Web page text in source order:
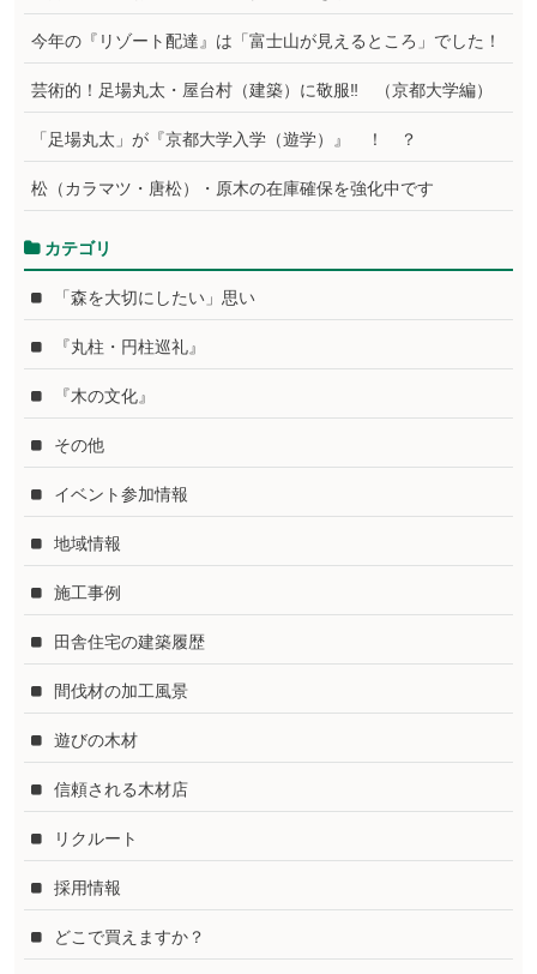
今年の『リゾート配達』は「富士山が見えるところ」でした！
芸術的！足場丸太・屋台村（建築）に敬服‼ （京都大学編）
「足場丸太」が『京都大学入学（遊学）』 ！ ？
松（カラマツ・唐松）・原木の在庫確保を強化中です
カテゴリ
「森を大切にしたい」思い
『丸柱・円柱巡礼』
『木の文化』
その他
イベント参加情報
地域情報
施工事例
田舎住宅の建築履歴
間伐材の加工風景
遊びの木材
信頼される木材店
リクルート
採用情報
どこで買えますか？